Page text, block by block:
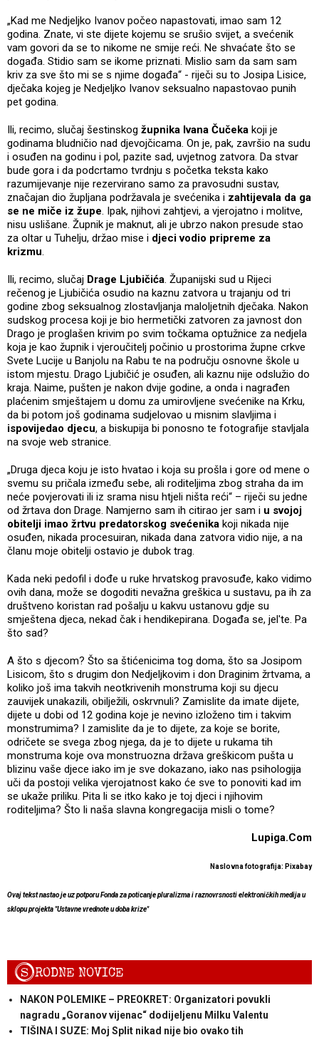
„Kad me Nedjeljko Ivanov počeo napastovati, imao sam 12
godina. Znate, vi ste dijete kojemu se srušio svijet, a svećenik
vam govori da se to nikome ne smije reći. Ne shvaćate što se
događa. Stidio sam se ikome priznati. Mislio sam da sam sam
kriv za sve što mi se s njime događa“ - riječi su to Josipa Lisice,
dječaka kojeg je Nedjeljko Ivanov seksualno napastovao punih
pet godina.
Ili, recimo, slučaj šestinskog župnika Ivana Čučeka koji je
godinama bludničio nad djevojčicama. On je, pak, završio na sudu
i osuđen na godinu i pol, pazite sad, uvjetnog zatvora. Da stvar
bude gora i da podcrtamo tvrdnju s početka teksta kako
razumijevanje nije rezervirano samo za pravosudni sustav,
značajan dio župljana podržavala je svećenika i zahtijevala da ga
se ne miče iz župe. Ipak, njihovi zahtjevi, a vjerojatno i molitve,
nisu uslišane. Župnik je maknut, ali je ubrzo nakon presude stao
za oltar u Tuhelju, držao mise i djeci vodio pripreme za
krizmu.
Ili, recimo, slučaj Drage Ljubičića. Županijski sud u Rijeci
rečenog je Ljubičića osudio na kaznu zatvora u trajanju od tri
godine zbog seksualnog zlostavljanja maloljetnih dječaka. Nakon
sudskog procesa koji je bio hermetički zatvoren za javnost don
Drago je proglašen krivim po svim točkama optužnice za nedjela
koja je kao župnik i vjeroučitelj počinio u prostorima župne crkve
Svete Lucije u Banjolu na Rabu te na području osnovne škole u
istom mjestu. Drago Ljubičić je osuđen, ali kaznu nije odslužio do
kraja. Naime, pušten je nakon dvije godine, a onda i nagrađen
plaćenim smještajem u domu za umirovljene svećenike na Krku,
da bi potom još godinama sudjelovao u misnim slavljima i
ispovijedao djecu, a biskupija bi ponosno te fotografije stavljala
na svoje web stranice.
„Druga djeca koju je isto hvatao i koja su prošla i gore od mene o
svemu su pričala između sebe, ali roditeljima zbog straha da im
neće povjerovati ili iz srama nisu htjeli ništa reći“ – riječi su jedne
od žrtava don Drage. Namjerno sam ih citirao jer sam i u svojoj
obitelji imao žrtvu predatorskog svećenika koji nikada nije
osuđen, nikada procesuiran, nikada dana zatvora vidio nije, a na
članu moje obitelji ostavio je dubok trag.
Kada neki pedofil i dođe u ruke hrvatskog pravosuđe, kako vidimo
ovih dana, može se dogoditi nevažna greškica u sustavu, pa ih za
društveno koristan rad pošalju u kakvu ustanovu gdje su
smještena djeca, nekad čak i hendikepirana. Događa se, jel'te. Pa
što sad?
A što s djecom? Što sa štićenicima tog doma, što sa Josipom
Lisicom, što s drugim don Nedjeljkovim i don Draginim žrtvama, a
koliko još ima takvih neotkrivenih monstruma koji su djecu
zauvijek unakazili, obilježili, oskrvnuli? Zamislite da imate dijete,
dijete u dobi od 12 godina koje je nevino izloženo tim i takvim
monstrumima? I zamislite da je to dijete, za koje se borite,
odričete se svega zbog njega, da je to dijete u rukama tih
monstruma koje ova monstruozna država greškicom pušta u
blizinu vaše djece iako im je sve dokazano, iako nas psihologija
uči da postoji velika vjerojatnost kako će sve to ponoviti kad im
se ukaže priliku. Pita li se itko kako je toj djeci i njihovim
roditeljima? Što li naša slavna kongregacija misli o tome?
Lupiga.Com
Naslovna fotografija: Pixabay
Ovaj tekst nastao je uz potporu Fonda za poticanje pluralizma i raznovrsnosti elektroničkih medija u
sklopu projekta "Ustavne vrednote u doba krize"
SRODNE NOVICE
NAKON POLEMIKE – PREOKRET: Organizatori povukli
nagradu „Goranov vijenac“ dodijeljenu Milku Valentu
TIŠINA I SUZE: Moj Split nikad nije bio ovako tih